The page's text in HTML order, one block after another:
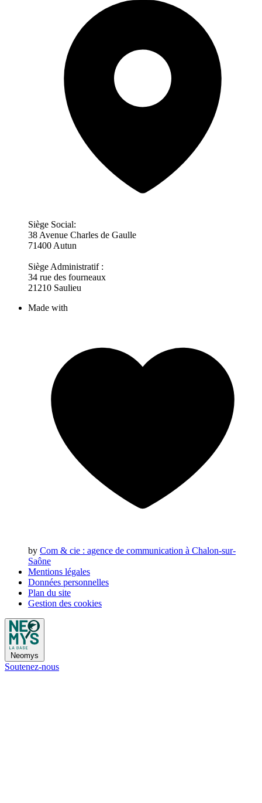
Siège Social:
38 Avenue Charles de Gaulle
71400 Autun
Siège Administratif :
34 rue des fourneaux
21210 Saulieu
Made with
by Com & cie : agence de communication à Chalon-sur-
Saône
Mentions légales
Données personnelles
Plan du site
Gestion des cookies
Neomys
Soutenez-nous